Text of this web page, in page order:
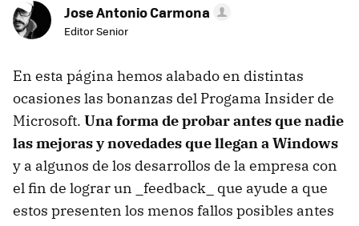
Jose Antonio Carmona
Editor Senior
En esta página hemos alabado en distintas
ocasiones las bonanzas del Progama Insider de
Microsoft. Una forma de probar antes que nadie
las mejoras y novedades que llegan a Windows
y a algunos de los desarrollos de la empresa con
el fin de lograr un _feedback_ que ayude a que
estos presenten los menos fallos posibles antes